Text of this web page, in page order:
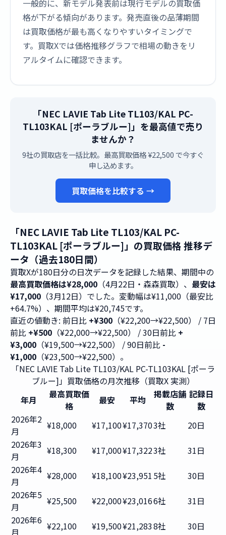
一般的に、新モデル発表前は現行モデルの買取価
格が下がる傾向があります。発売直後の品薄期間
は買取価格が最も高くなりやすいタイミングで
す。買取Xでは価格推移グラフで相場の動きをリ
アルタイムに確認できます。
「NEC LAVIE Tab Lite TL103/KAL PC-
TL103KAL [ポーラブルー]」を最高値で売り
ませんか？
9社の買取店を一括比較。最高買取価格 ¥22,500 で今すぐ
申し込めます。
買取価格を比較する →
「NEC LAVIE Tab Lite TL103/KAL PC-
TL103KAL [ポーラブルー]」の買取価格 推移デ
ータ（過去180日間）
買取Xが180日分の日次データを記録した結果、期間中の
最高買取価格は¥28,000 （4月22日・森森買取）、 最安は
¥17,000 （3月12日）でした。変動幅は¥11,000（最安比
+64.7%）、期間平均は¥20,745です。
直近の値動き: 前日比 +¥300 （¥22,200→¥22,500） / 7日
前比 +¥500 （¥22,000→¥22,500） / 30日前比 +
¥3,000 （¥19,500→¥22,500） / 90日前比 -
¥1,000 （¥23,500→¥22,500）。
「NEC LAVIE Tab Lite TL103/KAL PC-TL103KAL [ポーラ
ブルー]」買取価格の月次推移（買取X 実測）
年月
最高買取価
格
最安 平均
掲載店舗
数
記録日
数
2026年2
月
¥18,000 ¥17,100¥17,3703社
20日
2026年3
月
¥18,300 ¥17,000¥17,3223社
31日
2026年4
月
¥28,000 ¥18,100¥23,951 5社
30日
2026年5
月
¥25,500 ¥22,000¥23,0166社
31日
2026年6
月
¥22,100 ¥19,500¥21,2838社 30日